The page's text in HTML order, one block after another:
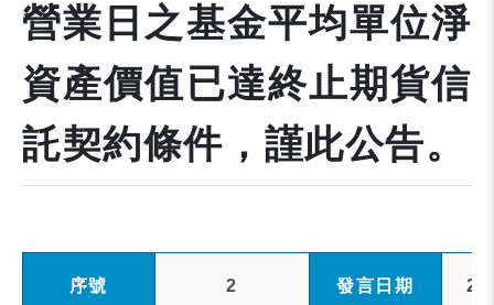
營業日之基金平均單位淨
資產價值已達終止期貨信
託契約條件，謹此公告。
序號 2 發言日期